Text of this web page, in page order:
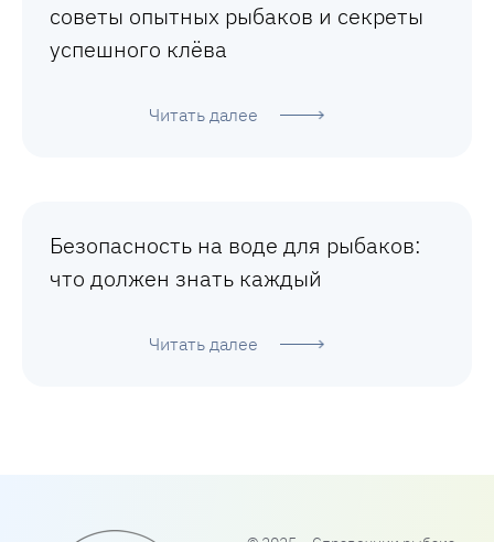
советы опытных рыбаков и секреты
успешного клёва
Читать далее
Безопасность на воде для рыбаков:
что должен знать каждый
Читать далее